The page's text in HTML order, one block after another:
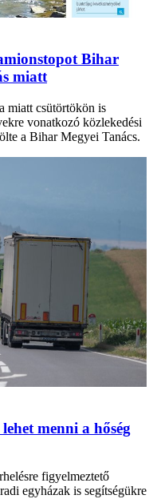
Bihar
miatt
miatt csütörtökön is
vonatkozó közlekedési
a Bihar Megyei Tanács.
menni a hőség
figyelmeztető
egyházak is segítségükre